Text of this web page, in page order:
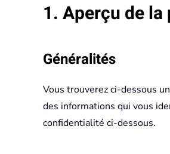
1. Aperçu de
Généralités
Vous trouverez ci-dessous
des informations qui vous
confidentialité ci-dessous.